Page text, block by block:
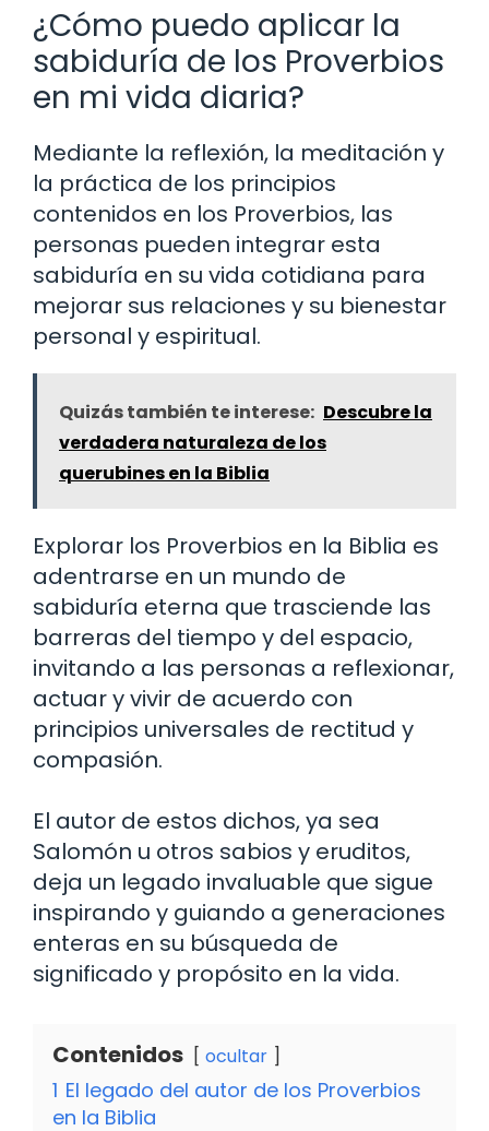
¿Cómo puedo aplicar la
sabiduría de los Proverbios
en mi vida diaria?
Mediante la reflexión, la meditación y
la práctica de los principios
contenidos en los Proverbios, las
personas pueden integrar esta
sabiduría en su vida cotidiana para
mejorar sus relaciones y su bienestar
personal y espiritual.
Quizás también te interese: Descubre la
verdadera naturaleza de los
querubines en la Biblia
Explorar los Proverbios en la Biblia es
adentrarse en un mundo de
sabiduría eterna que trasciende las
barreras del tiempo y del espacio,
invitando a las personas a reflexionar,
actuar y vivir de acuerdo con
principios universales de rectitud y
compasión.
El autor de estos dichos, ya sea
Salomón u otros sabios y eruditos,
deja un legado invaluable que sigue
inspirando y guiando a generaciones
enteras en su búsqueda de
significado y propósito en la vida.
Contenidos ocultar
1 El legado del autor de los Proverbios
en la Biblia